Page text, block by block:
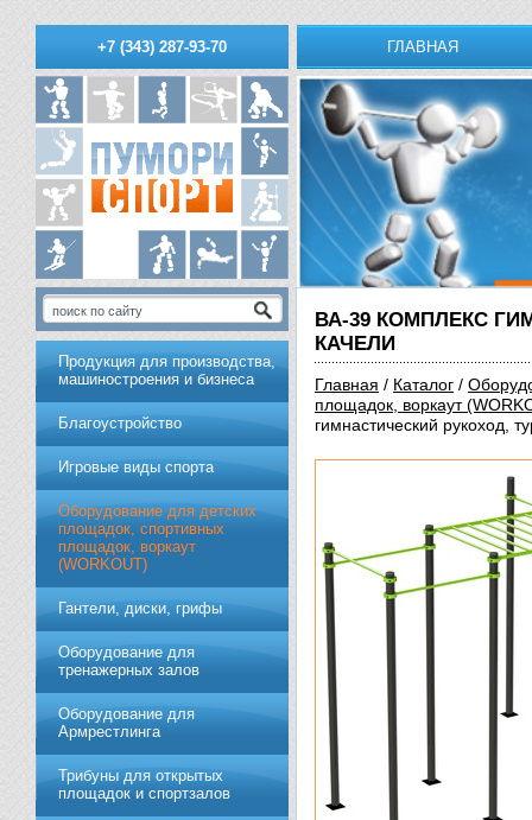
+7 (343) 287-93-70 ГЛАВНАЯ
ВА-39 КОМПЛЕКС
КАЧЕЛИ
Главная / Каталог /
площадок, воркаут
гимнастический рукоход,
Продукция для производства,
машиностроения и бизнеса
Благоустройство
Игровые виды спорта
Оборудование для детских
площадок, спортивных
площадок, воркаут
(WORKOUT)
Гантели, диски, грифы
Обoрудoвание для
трeнажерных залoв
Оборудование для
Армрестлинга
Трибуны для открытых
площадок и спортзалов